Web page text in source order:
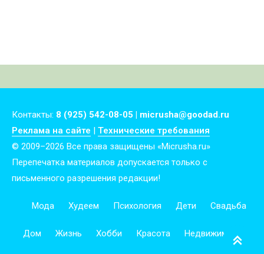
Контакты: 8 (925) 542-08-05 | micrusha@goodad.ru
Реклама на сайте | Технические требования
© 2009–2026 Все права защищены «Micrusha.ru»
Перепечатка материалов допускается только с
письменного разрешения редакции!
Мода Худеем Психология Дети Свадьба
Дом Жизнь Хобби Красота Недвижимость